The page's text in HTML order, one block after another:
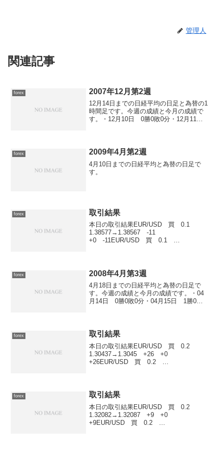
管理人
関連記事
forex 2007年12月第2週
12月14日までの日経平均の日足と為替の1
時間足です。今週の成績と今月の成績で
す。・12月10日 0勝0敗0分・12月11
forex 2009年4月第2週
4月10日までの日経平均と為替の日足で
す。
forex 取引結果
本日の取引結果EUR/USD 買 0.1
1.38577→1.38567 -11
+0 -11EUR/USD 買 0.1
forex 2008年4月第3週
4月18日までの日経平均と為替の日足で
す。今週の成績と今月の成績です。・04
月14日 0勝0敗0分・04月15日 1勝0敗0
forex 取引結果
本日の取引結果EUR/USD 買 0.2
1.30437→1.3045 +26 +0
+26EUR/USD 買 0.2
forex 取引結果
本日の取引結果EUR/USD 買 0.2
1.32082→1.32087 +9 +0
+9EUR/USD 買 0.2